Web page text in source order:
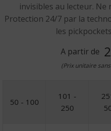
invisibles au lecteur. Ne
Protection 24/7 par la
les
A partir de
(Prix unitaire
50 - 100
101 -
250